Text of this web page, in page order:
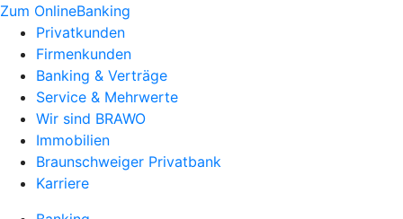
Zum OnlineBanking
Privatkunden
Firmenkunden
Banking & Verträge
Service & Mehrwerte
Wir sind BRAWO
Immobilien
Braunschweiger Privatbank
Karriere